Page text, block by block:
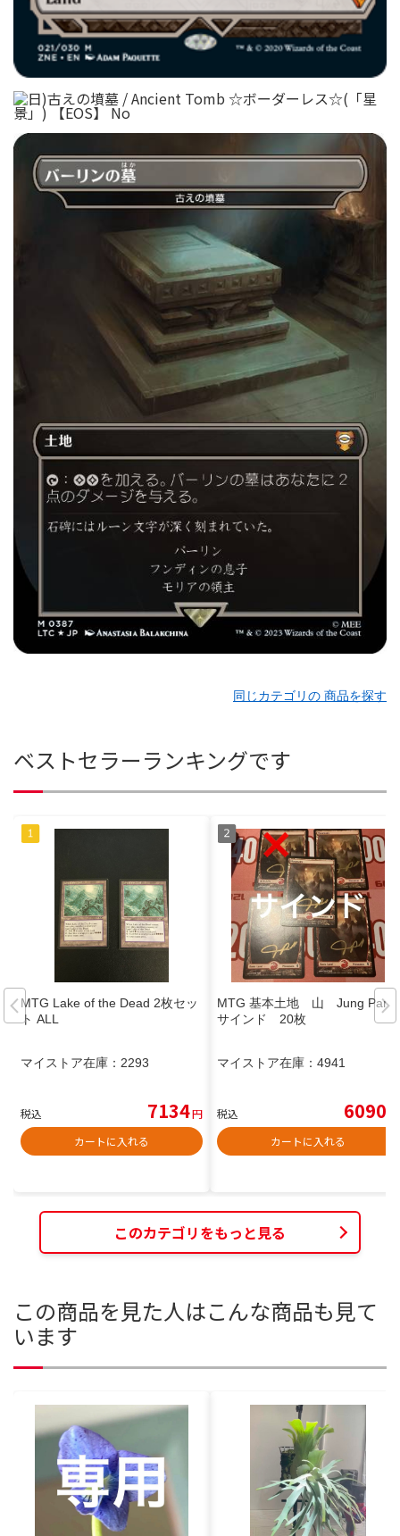
同じカテゴリの 商品を探す
ベストセラーランキングです
MTG Lake of the Dead 2枚セッ
ト ALL
マイストア在庫： 2293
税込 7134円
カートに入れる
MTG 基本土地 山 Jung Park
サインド 20枚
マイストア在庫： 4941
税込 6090
カートに入れる
このカテゴリをもっと見る
この商品を見た人はこんな商品も見て
います